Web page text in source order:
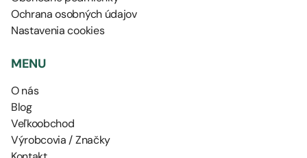
Ochrana osobných údajov
Nastavenia cookies
MENU
O nás
Blog
Veľkoobchod
Výrobcovia / Značky